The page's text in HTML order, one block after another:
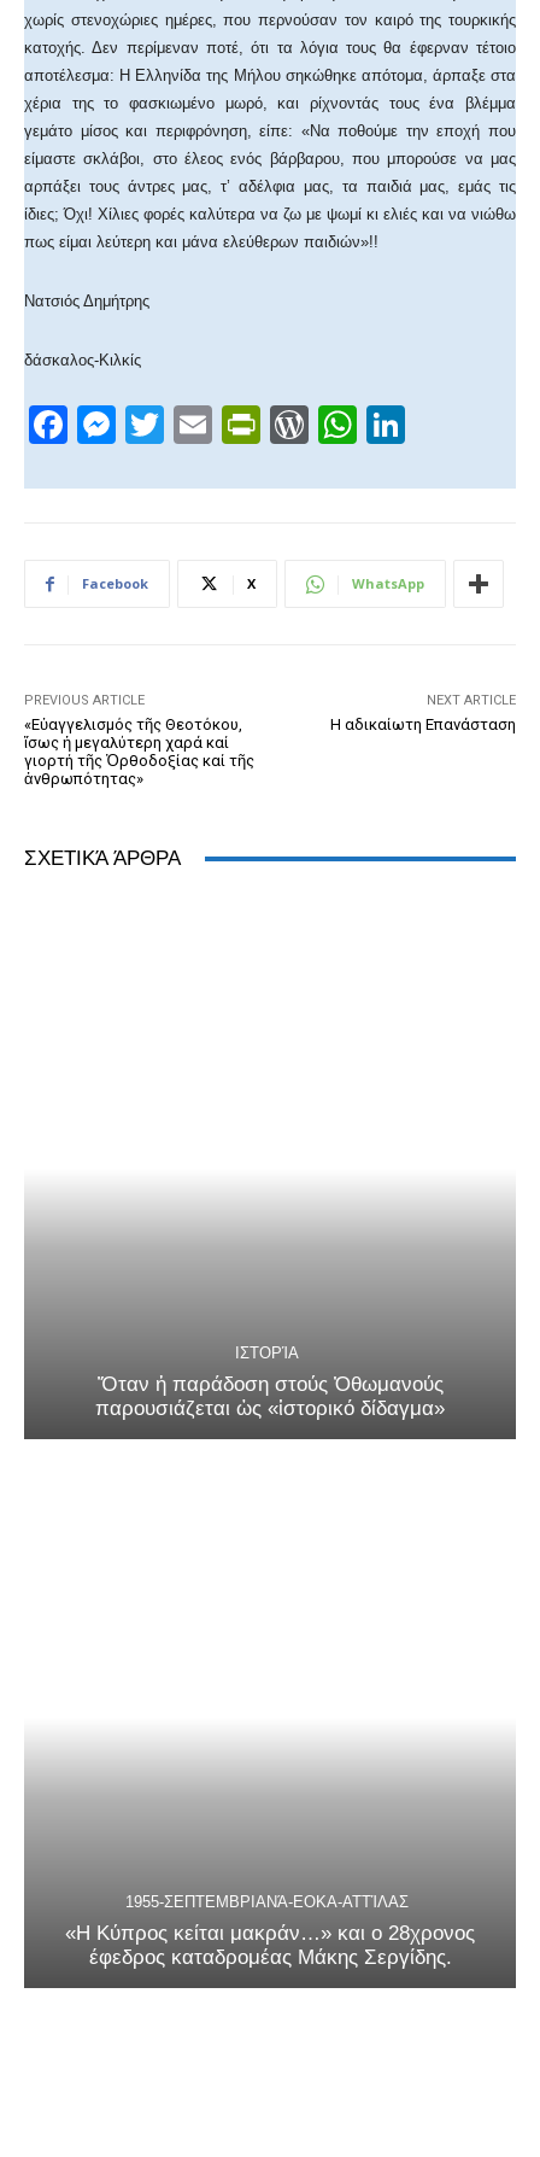
χωρίς στενοχώριες ημέρες, που περνούσαν τον καιρό της τουρκικής
κατοχής. Δεν περίμεναν ποτέ, ότι τα λόγια τους θα έφερναν τέτοιο
αποτέλεσμα: Η Ελληνίδα της Μήλου σηκώθηκε απότομα, άρπαξε στα
χέρια της το φασκιωμένο μωρό, και ρίχνοντάς τους ένα βλέμμα
γεμάτο μίσος και περιφρόνηση, είπε: «Να ποθούμε την εποχή που
είμαστε σκλάβοι, στο έλεος ενός βάρβαρου, που μπορούσε να μας
αρπάξει τους άντρες μας, τ’ αδέλφια μας, τα παιδιά μας, εμάς τις
ίδιες; Όχι! Χίλιες φορές καλύτερα να ζω με ψωμί κι ελιές και να νιώθω
πως είμαι λεύτερη και μάνα ελεύθερων παιδιών»!!
Νατσιός Δημήτρης
δάσκαλος-Κιλκίς
F
c
b
k
M
ss
n
T
tt
E
ail
Pr
tF
W
d
e
W
at
A
k
dI
Facebook X WhatsApp
PREVIOUS ARTICLE
«Εὐαγγελισμός τῆς Θεοτόκου,
ἴσως ἡ μεγαλύτερη χαρά καί
γιορτή τῆς Ὀρθοδοξίας καί τῆς
ἀνθρωπότητας»
NEXT ARTICLE
Η αδικαίωτη Επανάσταση
ΣΧΕΤΙΚΆ ΆΡΘΡΑ
ΙΣΤΟΡΊΑ
Ὅταν ἡ παράδοση στούς Ὀθωμανούς
παρουσιάζεται ὡς «ἱστορικό δίδαγμα»
1955-ΣΕΠΤΕΜΒΡΙΑΝΆ-ΕΟΚΑ-ΑΤΤΊΛΑΣ
«Η Κύπρος κείται μακράν…» και ο 28χρονος
έφεδρος καταδρομέας Μάκης Σεργίδης.